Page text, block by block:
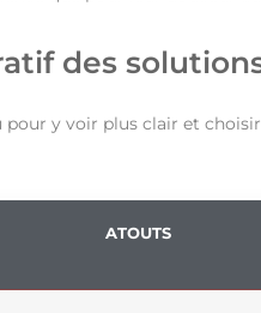
des
y voir plus clair et
ATOUTS